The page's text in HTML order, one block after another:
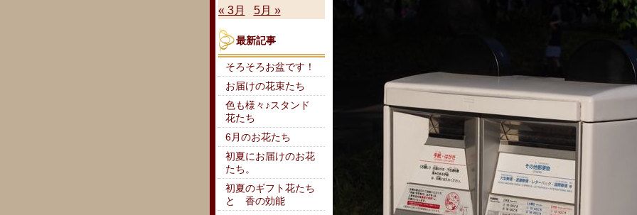
« 3月 5月 »
最新記事
そろそろお盆です！
お届けの花束たち
色も様々♪スタンド
花たち
6月のお花たち
初夏にお届けのお花
たち。
初夏のギフト花たち
と 香の効能